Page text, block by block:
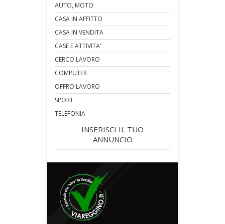
AUTO, MOTO
CASA IN AFFITTO
CASA IN VENDITA
CASE E ATTIVITA'
CERCO LAVORO
COMPUTER
OFFRO LAVORO
SPORT
TELEFONIA
INSERISCI IL TUO
ANNUNCIO